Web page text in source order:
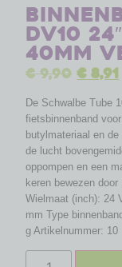
DV10
40mm
€9,90 €8,91
De Schwalbe Tube
fietsbinnenband
butylmateriaal en
de lucht
oppompen en een
keren bewezen
Wielmaat (inch): 24
mm Type
g Artikelnummer: 10